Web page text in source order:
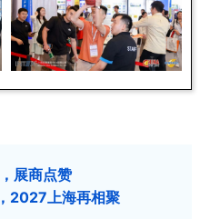
展商点赞
2027上海再相聚